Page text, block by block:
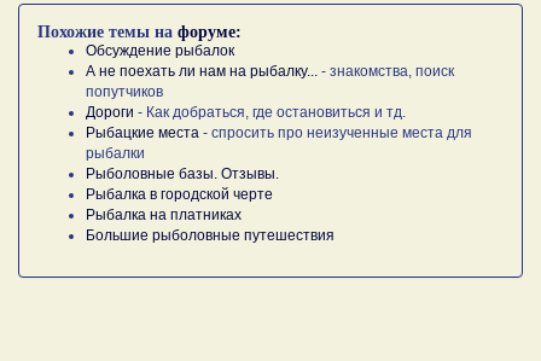
Похожие темы на форуме:
Обсуждение рыбалок
А не поехать ли нам на рыбалку...
- знакомства, поиск
попутчиков
Дороги - Как добраться, где остановиться и тд.
Рыбацкие места - спросить про неизученные места для
рыбалки
Рыболовные базы. Отзывы.
Рыбалка в городской черте
Рыбалка на платниках
Большие рыболовные путешествия